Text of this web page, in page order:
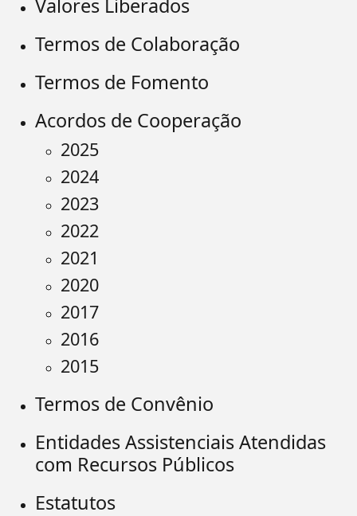
Valores Liberados
Termos de Colaboração
Termos de Fomento
Acordos de Cooperação
2025
2024
2023
2022
2021
2020
2017
2016
2015
Termos de Convênio
Entidades Assistenciais Atendidas
com Recursos Públicos
Estatutos